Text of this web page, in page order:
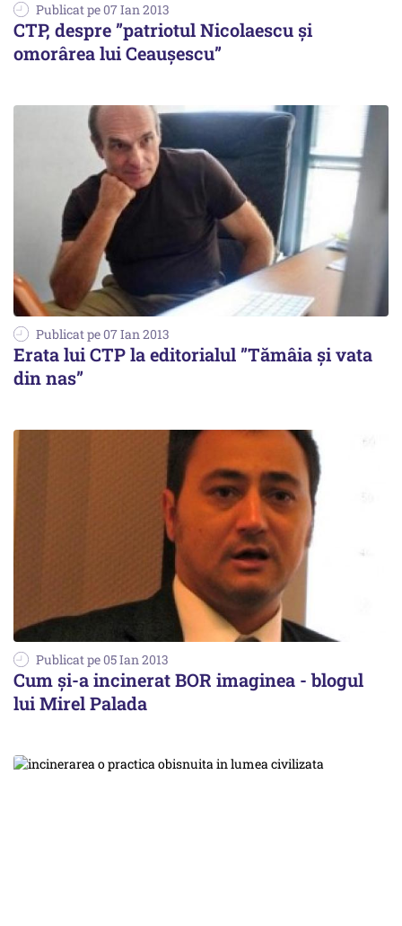
Publicat pe 07 Ian 2013
CTP, despre ”patriotul Nicolaescu și
omorârea lui Ceaușescu”
Publicat pe 07 Ian 2013
Erata lui CTP la editorialul ”Tămâia și vata
din nas”
Publicat pe 05 Ian 2013
Cum și-a incinerat BOR imaginea - blogul
lui Mirel Palada